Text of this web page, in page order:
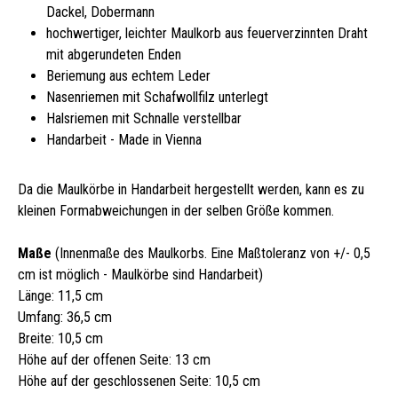
Dackel, Dobermann
hochwertiger, leichter Maulkorb aus feuerverzinnten Draht
mit abgerundeten Enden
Beriemung aus echtem Leder
Nasenriemen mit Schafwollfilz unterlegt
Halsriemen mit Schnalle verstellbar
Handarbeit - Made in Vienna
Da die Maulkörbe in Handarbeit hergestellt werden, kann es zu
kleinen Formabweichungen in der selben Größe kommen.
Maße (Innenmaße des Maulkorbs. Eine Maßtoleranz von +/- 0,5
cm ist möglich - Maulkörbe sind Handarbeit)
Länge: 11,5 cm
Umfang: 36,5 cm
Breite: 10,5 cm
Höhe auf der offenen Seite: 13 cm
Höhe auf der geschlossenen Seite: 10,5 cm